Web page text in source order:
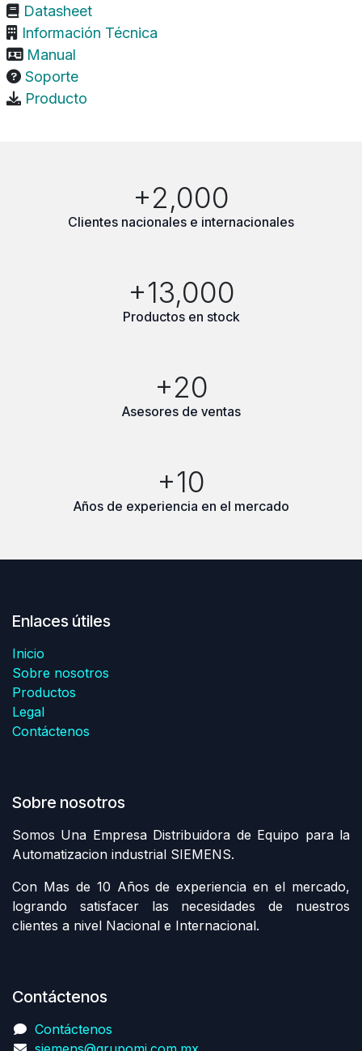
Datasheet
Información Técnica
Manual
Soporte
Producto
+2,000
Clientes nacionales e internacionales
+13,000
Productos en stock
+20
Asesores de ventas
+10
Años de experiencia en el mercado
Enlaces útiles
Inicio
Sobre nosotros
Productos
Legal
Contáctenos
Sobre nosotros
Somos Una Empresa Distribuidora de Equipo para la
Automatizacion industrial SIEMENS.
Con Mas de 10 Años de experiencia en el mercado,
logrando satisfacer las necesidades de nuestros
clientes a nivel Nacional e Internacional.
Contáctenos
Contáctenos